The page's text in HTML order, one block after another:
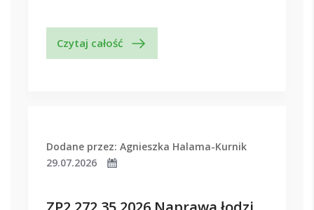
Czytaj całość
Dodane przez: Agnieszka Halama-Kurnik
29.07.2026